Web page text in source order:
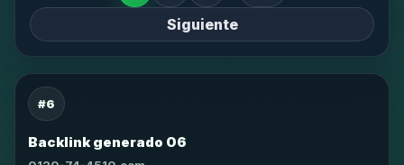
Siguiente
#6
Backlink generado 06